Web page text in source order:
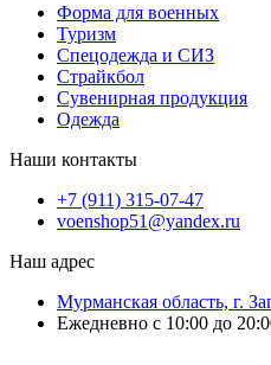
Форма для военных
Туризм
Спецодежда и СИЗ
Страйкбол
Сувенирная продукция
Одежда
Наши контакты
+7 (911) 315-07-47
voenshop51@yandex.ru
Наш адрес
Мурманская область, г.
Ежедневно с 10:00 до